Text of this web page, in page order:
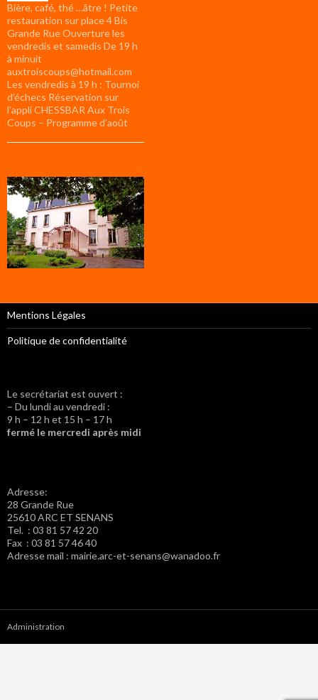
Bière, café, thé …âtre ! Petite
restauration sur place 4 Bis
Grande Rue Ouverture les
vendredis et samedis De 19 h
à minuit
auxtroiscoups@hotmail.com
Les vendredis à 19 h : Tournoi
d’échecs Réservation sur
l’appli CHESSBAR Aux Trois
Coups – Programme d’août
Mentions Légales
Politique de confidentialité
Le secrétariat est ouvert :
– Du lundi au vendredi :
9 h – 12 h et 15 h – 17 h
fermé le mercredi après midi
Adresse:
28 Grande Rue
25610 ARC ET SENANS
Tel. : 03 81 57 42 20
Fax : 03 81 57 46 40
Adresse mail : mairie.arc-et-senans@wanadoo.fr
Administration